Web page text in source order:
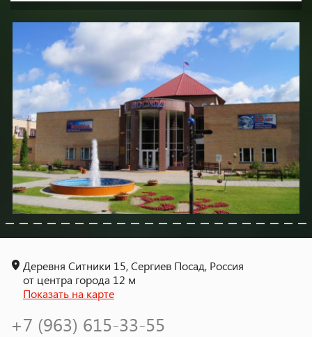
Деревня Ситники 15, Сергиев Посад, Россия
от центра города 12 м
Показать на карте
+7 (963) 615-33-55